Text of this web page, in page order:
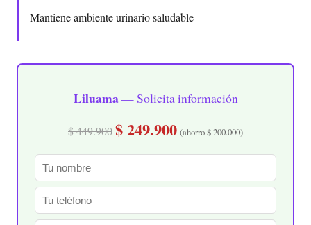
Mantiene ambiente urinario saludable
Liluama— Solicita información
$ 449.900$ 249.900 (ahorro $ 200.000)